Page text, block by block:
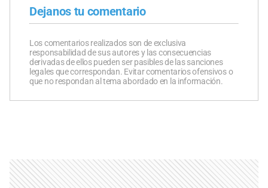
Dejanos tu comentario
Los comentarios realizados son de exclusiva
responsabilidad de sus autores y las consecuencias
derivadas de ellos pueden ser pasibles de las sanciones
legales que correspondan. Evitar comentarios ofensivos o
que no respondan al tema abordado en la información.